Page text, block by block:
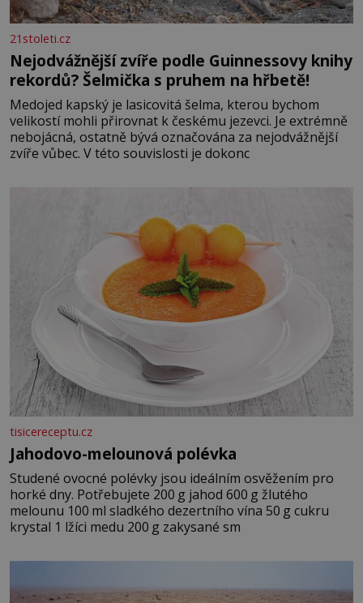
21stoleti.cz
Nejodvážnější zvíře podle Guinnessovy knihy
rekordů? Šelmička s pruhem na hřbetě!
Medojed kapský je lasicovitá šelma, kterou bychom
velikostí mohli přirovnat k českému jezevci. Je extrémně
nebojácná, ostatně bývá označována za nejodvážnější
zvíře vůbec. V této souvislosti je dokonc
tisicereceptu.cz
Jahodovo-melounová polévka
Studené ovocné polévky jsou ideálním osvěžením pro
horké dny. Potřebujete 200 g jahod 600 g žlutého
melounu 100 ml sladkého dezertního vína 50 g cukru
krystal 1 lžíci medu 200 g zakysané sm